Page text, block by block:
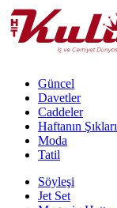
Güncel
Davetler
Caddeler
Haftanın Şıkları
Moda
Tatil
Söyleşi
Jet Set